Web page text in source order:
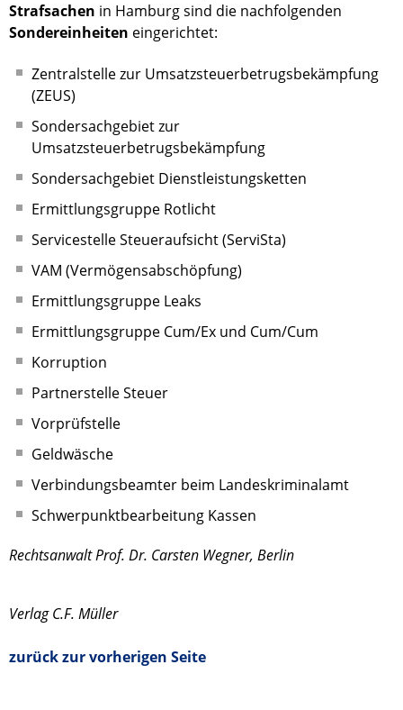
Strafsachen in Hamburg sind die nachfolgenden
Sondereinheiten eingerichtet:
Zentralstelle zur Umsatzsteuerbetrugsbekämpfung
(ZEUS)
Sondersachgebiet zur
Umsatzsteuerbetrugsbekämpfung
Sondersachgebiet Dienstleistungsketten
Ermittlungsgruppe Rotlicht
Servicestelle Steueraufsicht (ServiSta)
VAM (Vermögensabschöpfung)
Ermittlungsgruppe Leaks
Ermittlungsgruppe Cum/Ex und Cum/Cum
Korruption
Partnerstelle Steuer
Vorprüfstelle
Geldwäsche
Verbindungsbeamter beim Landeskriminalamt
Schwerpunktbearbeitung Kassen
Rechtsanwalt Prof. Dr. Carsten Wegner, Berlin
Verlag C.F. Müller
zurück zur vorherigen Seite